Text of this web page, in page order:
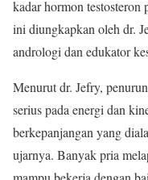
kadar hormon
ini diungkapkan oleh dr.
andrologi dan edukator
Menurut dr. Jefry,
serius pada energi dan
berkepanjangan yang
ujarnya. Banyak pria